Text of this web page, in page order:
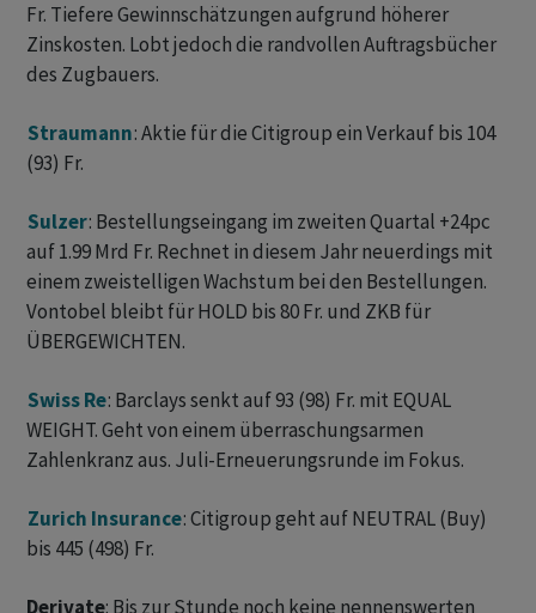
Fr. Tiefere Gewinnschätzungen aufgrund höherer
Zinskosten. Lobt jedoch die randvollen Auftragsbücher
des Zugbauers.
Straumann: Aktie für die Citigroup ein Verkauf bis 104
(93) Fr.
Sulzer: Bestellungseingang im zweiten Quartal +24pc
auf 1.99 Mrd Fr. Rechnet in diesem Jahr neuerdings mit
einem zweistelligen Wachstum bei den Bestellungen.
Vontobel bleibt für HOLD bis 80 Fr. und ZKB für
ÜBERGEWICHTEN.
Swiss Re: Barclays senkt auf 93 (98) Fr. mit EQUAL
WEIGHT. Geht von einem überraschungsarmen
Zahlenkranz aus. Juli-Erneuerungsrunde im Fokus.
Zurich Insurance: Citigroup geht auf NEUTRAL (Buy)
bis 445 (498) Fr.
Derivate: Bis zur Stunde noch keine nennenswerten